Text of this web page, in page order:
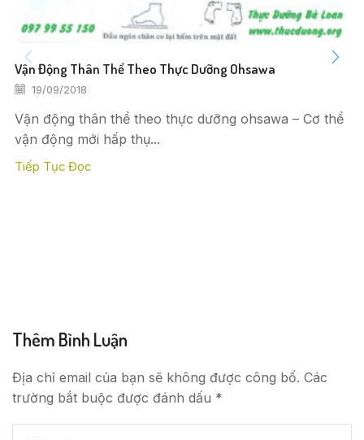
Vận Động Thân Thể Theo Thực Dưỡng Ohsawa
19/09/2018
Vận động thân thể theo thực dưỡng ohsawa – Cơ thể
vận động mới hấp thụ...
Tiếp Tục Đọc
Thêm Bình Luận
Địa chỉ email của bạn sẽ không được công bố. Các
trường bắt buộc được đánh dấu *